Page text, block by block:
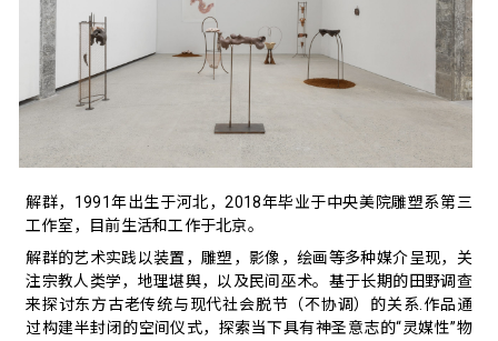
解群，1991年出生于河北，2018年毕业于中央美院雕塑系第三
工作室，目前生活和工作于北京。
解群的艺术实践以装置，雕塑，影像，绘画等多种媒介呈现，关
注宗教人类学，地理堪舆，以及民间巫术。基于长期的田野调查
来探讨东方古老传统与现代社会脱节（不协调）的关系.作品通
过构建半封闭的空间仪式，探索当下具有神圣意志的“灵媒性”物